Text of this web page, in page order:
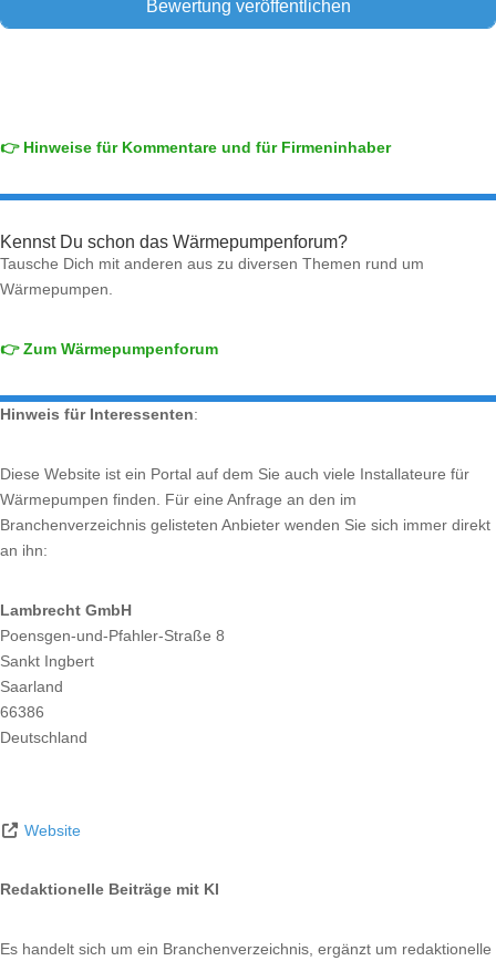
👉 Hinweise für Kommentare und für Firmeninhaber
Kennst Du schon das Wärmepumpenforum?
Tausche Dich mit anderen aus zu diversen Themen rund um
Wärmepumpen.
👉 Zum Wärmepumpenforum
Hinweis für Interessenten:
Diese Website ist ein Portal auf dem Sie auch viele Installateure für
Wärmepumpen finden. Für eine Anfrage an den im
Branchenverzeichnis gelisteten Anbieter wenden Sie sich immer direkt
an ihn:
Lambrecht GmbH
Poensgen-und-Pfahler-Straße 8
Sankt Ingbert
Saarland
66386
Deutschland
Website
Redaktionelle Beiträge mit KI
Es handelt sich um ein Branchenverzeichnis, ergänzt um redaktionelle